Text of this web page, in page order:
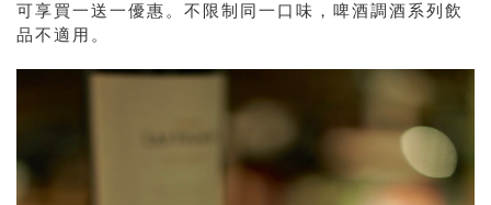
可享買一送一優惠。不限制同一口味，啤酒調酒系列飲
品不適用。